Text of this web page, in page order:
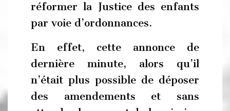
réformer la Justice des enfants
par voie d’ordonnances.
En effet, cette annonce de
dernière minute, alors qu’il
n’était plus possible de déposer
des amendements et sans